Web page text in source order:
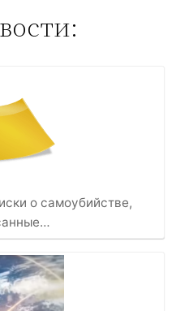
о самоубийстве,